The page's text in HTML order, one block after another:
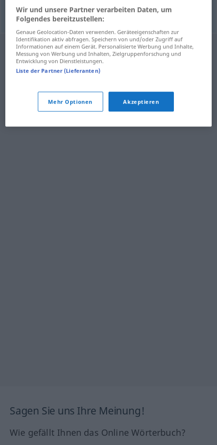
allgegenwärtig omnipresente
Sagen Sie uns Ihre Meinung!
Wie gefällt Ihnen das Online Wörterbuch?
Wir und unsere Partner verarbeiten Daten, um
Folgendes bereitzustellen:
Genaue Geolocation-Daten verwenden. Geräteeigenschaften zur
Identifikation aktiv abfragen. Speichern von und/oder Zugriff auf
Informationen auf einem Gerät. Personalisierte Werbung und Inhalte,
Messung von Werbung und Inhalten, Zielgruppenforschung und
Entwicklung von Dienstleistungen.
Liste der Partner (Lieferanten)
Mehr Optionen Akzeptieren